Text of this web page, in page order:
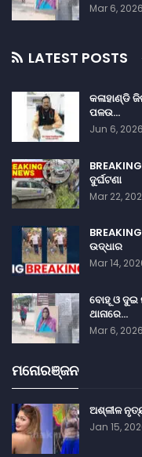
Mar 6, 2026
LATEST POSTS
କଳାହାଣ୍ଡି
ପଳଉ…
Jun 6, 2026
ଦୁର୍ଘଟଣା
Mar 22,
ଉଦ୍ଧାର
Mar 14,
ବୋହୂ ଓ ଦୁଇ
ଥାନାରେ…
Mar 6, 2026
ମନୋରଞ୍ଜନ
ଅଶ୍ଳୀଳ
Jan 15,